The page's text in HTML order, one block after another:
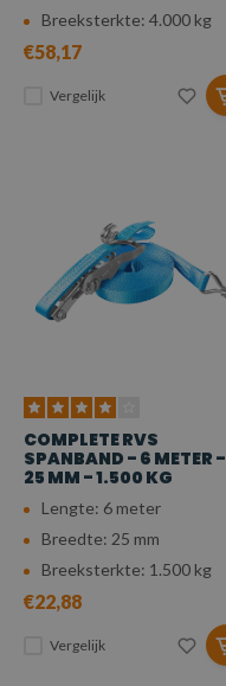
Breeksterkte: 4.000 kg
€58,17
Vergelijk
COMPLETE RVS
SPANBAND - 6 METER -
25 MM - 1.500 KG
Lengte: 6 meter
Breedte: 25 mm
Breeksterkte: 1.500 kg
€22,88
Vergelijk